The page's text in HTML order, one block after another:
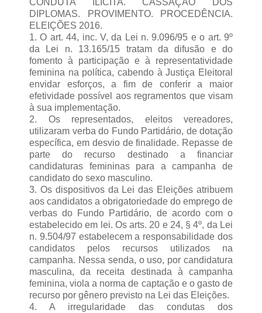
CONDUTA ILÍCITA. CASSAÇÃO DOS
DIPLOMAS. PROVIMENTO. PROCEDÊNCIA.
ELEIÇÕES 2016.
1. O art. 44, inc. V, da Lei n. 9.096/95 e o art. 9º
da Lei n. 13.165/15 tratam da difusão e do
fomento à participação e à representatividade
feminina na política, cabendo à Justiça Eleitoral
envidar esforços, a fim de conferir a maior
efetividade possível aos regramentos que visam
à sua implementação.
2. Os representados, eleitos vereadores,
utilizaram verba do Fundo Partidário, de dotação
específica, em desvio de finalidade. Repasse de
parte do recurso destinado a financiar
candidaturas femininas para a campanha de
candidato do sexo masculino.
3. Os dispositivos da Lei das Eleições atribuem
aos candidatos a obrigatoriedade do emprego de
verbas do Fundo Partidário, de acordo com o
estabelecido em lei. Os arts. 20 e 24, § 4º, da Lei
n. 9.504/97 estabelecem a responsabilidade dos
candidatos pelos recursos utilizados na
campanha. Nessa senda, o uso, por candidatura
masculina, da receita destinada à campanha
feminina, viola a norma de captação e o gasto de
recurso por gênero previsto na Lei das Eleições.
4. A irregularidade das condutas dos